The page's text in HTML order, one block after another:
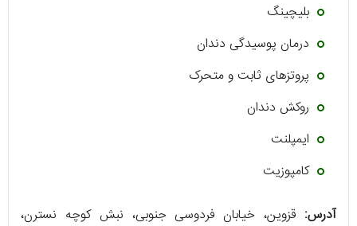
بلیچینگ
درمان پوسیدگی دندان
پروتزهای ثابت و متحرک
روکش دندان
ایمپلنت
کامپوزیت
آدرس: قزوین، خیابان فردوسی جنوبی، نبش کوچه نسترن،